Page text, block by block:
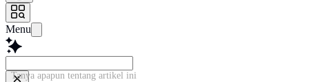
Menu
Tanya apapun tentang artikel ini...